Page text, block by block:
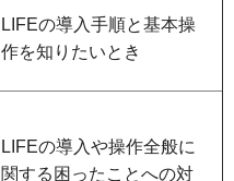
LIFEの導入手順と基本操
作を知りたいとき
LIFEの導入や操作全般に
関する困ったことへの対